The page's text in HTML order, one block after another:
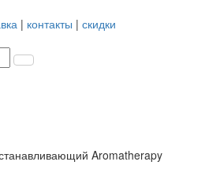
| контакты | скидки
Aromatherapy